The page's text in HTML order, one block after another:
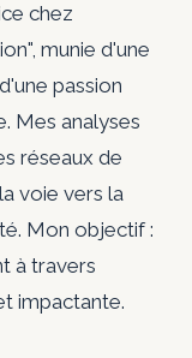
chez
munie d'une
passion
Mes analyses
réseaux de
voie vers la
Mon objectif :
à travers
impactante.